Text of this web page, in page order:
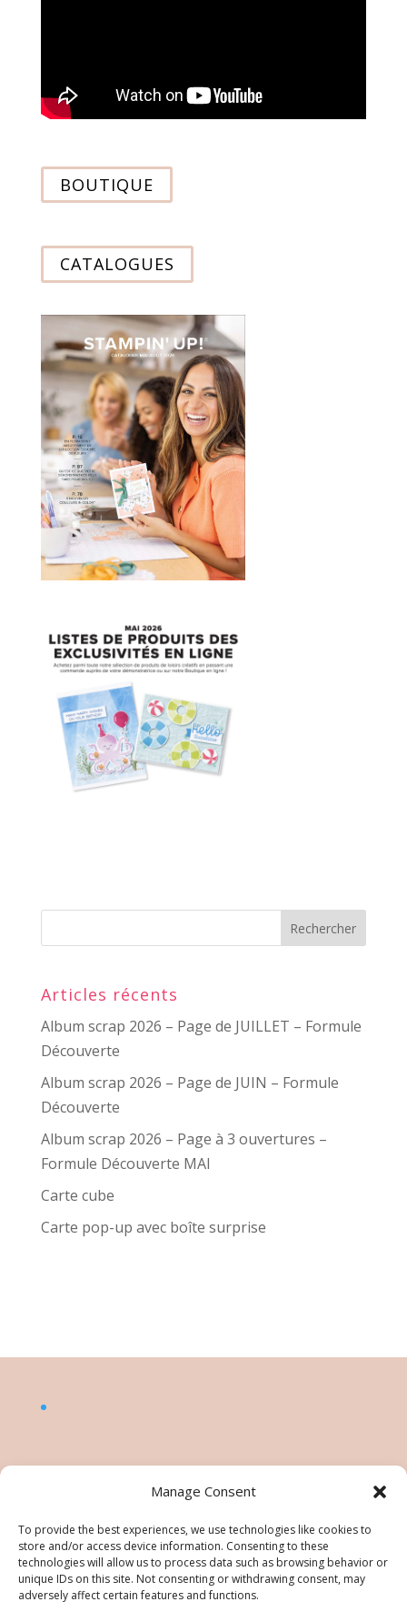
Manage Consent
To provide the best experiences, we use technologies like cookies to
store and/or access device information. Consenting to these
technologies will allow us to process data such as browsing behavior or
unique IDs on this site. Not consenting or withdrawing consent, may
adversely affect certain features and functions.
BOUTIQUE
CATALOGUES
Articles récents
Album scrap 2026 – Page de JUILLET – Formule
Découverte
Album scrap 2026 – Page de JUIN – Formule
Découverte
Album scrap 2026 – Page à 3 ouvertures –
Formule Découverte MAI
Carte cube
Carte pop-up avec boîte surprise